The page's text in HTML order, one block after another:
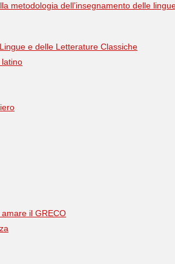
metodologia dell’insegnamento delle
e delle Letterature Classiche
latino
il GRECO